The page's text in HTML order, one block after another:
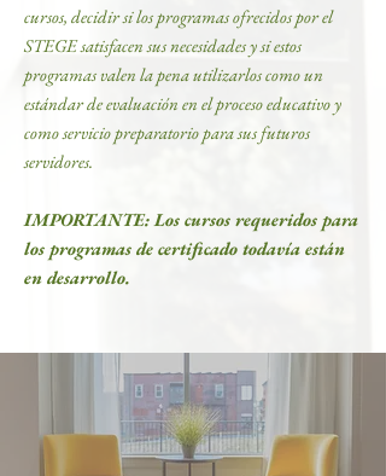
cursos, decidir si los programas ofrecidos por el
STEGE satisfacen sus necesidades y si estos
programas valen la pena utilizarlos como un
estándar de evaluación en el proceso educativo y
como servicio preparatorio para sus futuros
servidores.
IMPORTANTE: Los cursos requeridos para
los programas de certificado todavía están
en desarrollo.